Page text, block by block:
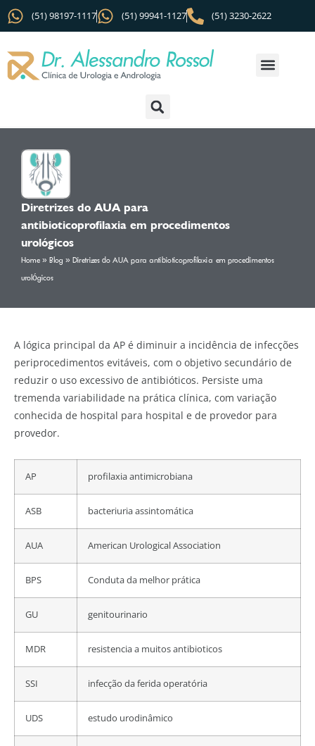
(51) 98197-1117 (51) 99941-1127 (51) 3230-2622
Diretrizes do AUA para
antibioticoprofilaxia em procedimentos
urológicos
Home » Blog » Diretrizes do AUA para antibioticoprofilaxia em procedimentos
urológicos
A lógica principal da AP é diminuir a incidência de infecções
periprocedimentos evitáveis, com o objetivo secundário de
reduzir o uso excessivo de antibióticos. Persiste uma
tremenda variabilidade na prática clínica, com variação
conhecida de hospital para hospital e de provedor para
provedor.
AP profilaxia antimicrobiana
ASB bacteriuria assintomática
AUA American Urological Association
BPS Conduta da melhor prática
GU genitourinario
MDR resistencia a muitos antibioticos
SSI infecção da ferida operatória
UDS estudo urodinâmico